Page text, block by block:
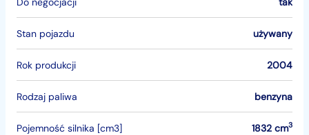
Stan pojazdu używany
Rok produkcji 2004
Rodzaj paliwa benzyna
Pojemność silnika [cm3] 1832 cm3